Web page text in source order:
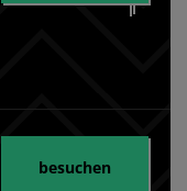
besuchen